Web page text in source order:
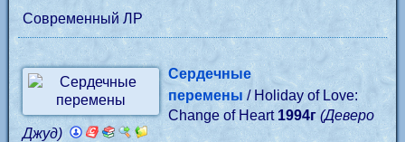
Современный ЛР
Сердечные
перемены / Holiday of Love:
Change of Heart 1994г (Деверо
Джуд)